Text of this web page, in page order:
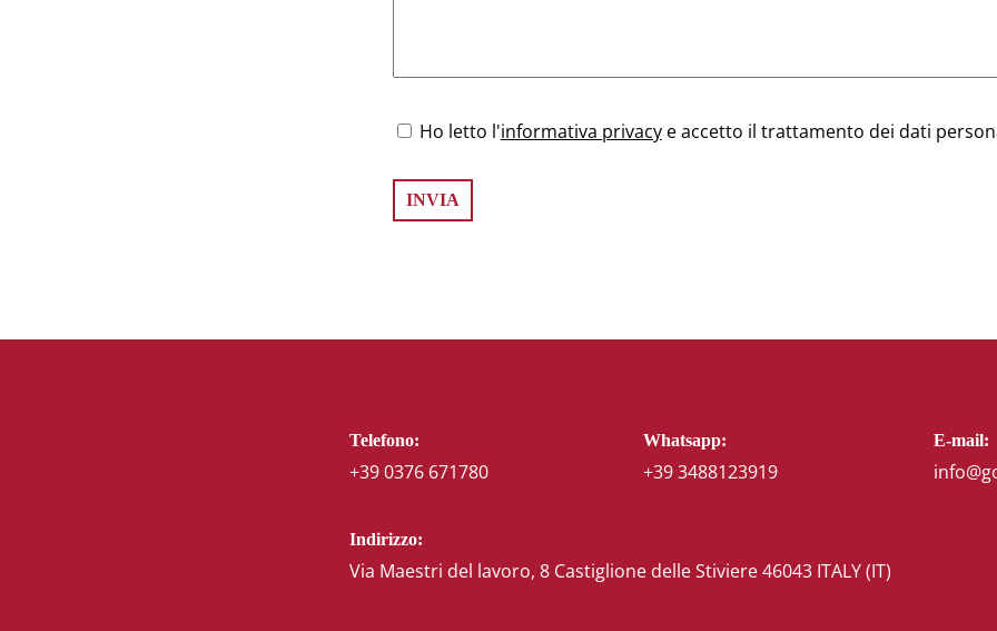
Ho letto l'informativa privacye accetto il trattamento dei dati
Telefono:
+39 0376 671780
Whatsapp:
+39 3488123919
E-mail:
Indirizzo:
Via Maestri del lavoro, 8 Castiglione delle Stiviere 46043 ITALY (IT)